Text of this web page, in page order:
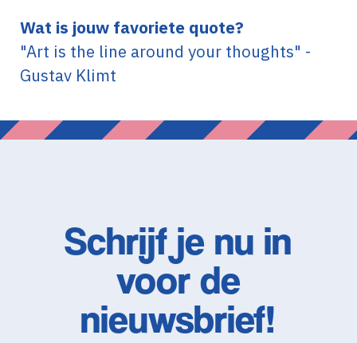
Wat is jouw favoriete quote?
"Art is the line around your thoughts" -
Gustav Klimt
Schrijf je nu in
voor de
nieuwsbrief!